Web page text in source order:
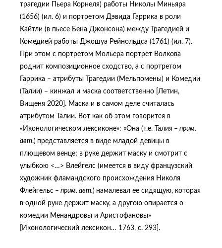
трагедии Пьера Корнеля) работы Николы Миньяра
(1656) (ил. 6) и портретом Дэвида Гаррика в роли
Кайтли (в пьесе Бена Джонсона) между Трагедией и
Комедией работы Джошуа Рейнольдса (1761) (ил. 7).
При этом с портретом Мольера портрет Волкова
роднит композиционное сходство, а с портретом
Гаррика – атрибуты Трагедии (Мельпомены) и Комедии
(Талии) – кинжал и маска соответственно [Летин,
Вищеня 2020]. Маска и в самом деле считалась
атрибутом Талии. Вот как об этом говорится в
«Иконологическом лексиконе»: «Она (т.е. Талия – прим.
авт.) представляется в виде младой девицы в
плющевом венце; в руке держит маску и смотрит с
улыбкою <…> Влейгелс (имеется в виду французский
художник фламандского происхождения Николя
Флейгельс – прим. авт.) намалевал ее сидящую, которая
в одной руке держит маску, а другою опирается о
комедии Менандровы и Аристофановы»
[Иконологический лексикон… 1763, c. 293].